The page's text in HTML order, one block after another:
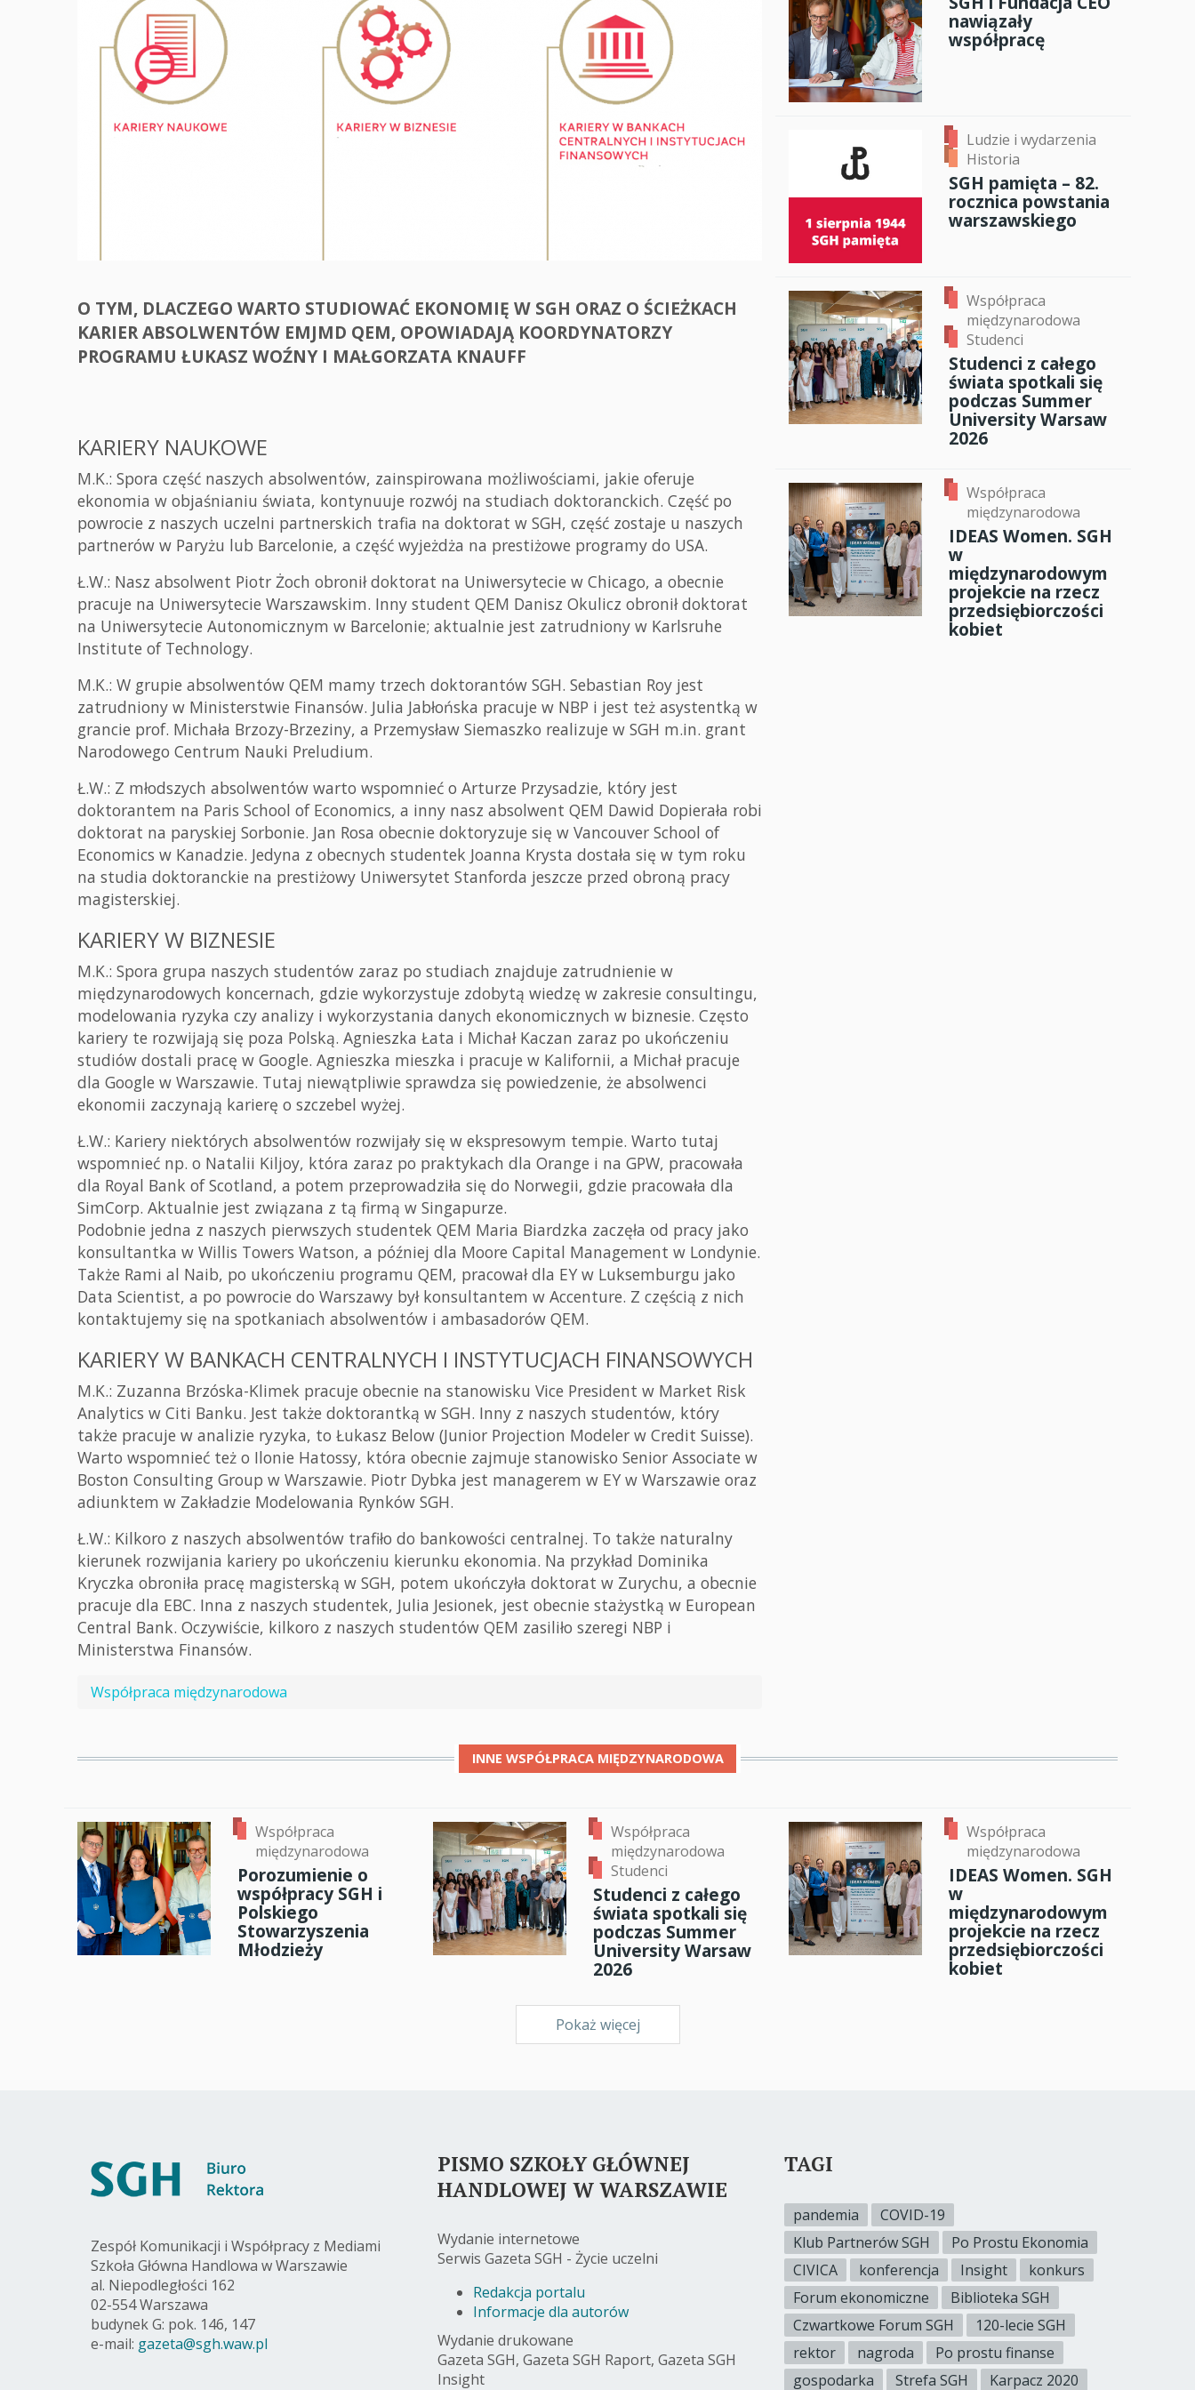
Studenci i doktoranci
Współpraca międzynarodowa
Współpraca z otoczeniem
O TYM, DLACZEGO WARTO STUDIOWAĆ EKONOMIĘ W SGH ORAZ O ŚCIEŻKACH
KARIER ABSOLWENTÓW EMJMD QEM, OPOWIADAJĄ KOORDYNATORZY
PROGRAMU ŁUKASZ WOŹNY I MAŁGORZATA KNAUFF
KARIERY NAUKOWE
M.K.: Spora część naszych absolwentów, zainspirowana możliwościami, jakie oferuje
ekonomia w objaśnianiu świata, kontynuuje rozwój na studiach doktoranckich. Część po
powrocie z naszych uczelni partnerskich trafia na doktorat w SGH, część zostaje u naszych
partnerów w Paryżu lub Barcelonie, a część wyjeżdża na prestiżowe programy do USA.
Ł.W.: Nasz absolwent Piotr Żoch obronił doktorat na Uniwersytecie w Chicago, a obecnie
pracuje na Uniwersytecie Warszawskim. Inny student QEM Danisz Okulicz obronił doktorat
na Uniwersytecie Autonomicznym w Barcelonie; aktualnie jest zatrudniony w Karlsruhe
Institute of Technology.
M.K.: W grupie absolwentów QEM mamy trzech doktorantów SGH. Sebastian Roy jest
zatrudniony w Ministerstwie Finansów. Julia Jabłońska pracuje w NBP i jest też asystentką w
grancie prof. Michała Brzozy-Brzeziny, a Przemysław Siemaszko realizuje w SGH m.in. grant
Narodowego Centrum Nauki Preludium.
Ł.W.: Z młodszych absolwentów warto wspomnieć o Arturze Przysadzie, który jest
doktorantem na Paris School of Economics, a inny nasz absolwent QEM Dawid Dopierała robi
doktorat na paryskiej Sorbonie. Jan Rosa obecnie doktoryzuje się w Vancouver School of
Economics w Kanadzie. Jedyna z obecnych studentek Joanna Krysta dostała się w tym roku
na studia doktoranckie na prestiżowy Uniwersytet Stanforda jeszcze przed obroną pracy
magisterskiej.
KARIERY W BIZNESIE
M.K.: Spora grupa naszych studentów zaraz po studiach znajduje zatrudnienie w
międzynarodowych koncernach, gdzie wykorzystuje zdobytą wiedzę w zakresie consultingu,
modelowania ryzyka czy analizy i wykorzystania danych ekonomicznych w biznesie. Często
kariery te rozwijają się poza Polską. Agnieszka Łata i Michał Kaczan zaraz po ukończeniu
studiów dostali pracę w Google. Agnieszka mieszka i pracuje w Kalifornii, a Michał pracuje
dla Google w Warszawie. Tutaj niewątpliwie sprawdza się powiedzenie, że absolwenci
ekonomii zaczynają karierę o szczebel wyżej.
Ł.W.: Kariery niektórych absolwentów rozwijały się w ekspresowym tempie. Warto tutaj
wspomnieć np. o Natalii Kiljoy, która zaraz po praktykach dla Orange i na GPW, pracowała
dla Royal Bank of Scotland, a potem przeprowadziła się do Norwegii, gdzie pracowała dla
SimCorp. Aktualnie jest związana z tą firmą w Singapurze.
Podobnie jedna z naszych pierwszych studentek QEM Maria Biardzka zaczęła od pracy jako
konsultantka w Willis Towers Watson, a później dla Moore Capital Management w Londynie.
Także Rami al Naib, po ukończeniu programu QEM, pracował dla EY w Luksemburgu jako
Data Scientist, a po powrocie do Warszawy był konsultantem w Accenture. Z częścią z nich
kontaktujemy się na spotkaniach absolwentów i ambasadorów QEM.
KARIERY W BANKACH CENTRALNYCH I INSTYTUCJACH FINANSOWYCH
M.K.: Zuzanna Brzóska-Klimek pracuje obecnie na stanowisku Vice President w Market Risk
Analytics w Citi Banku. Jest także doktorantką w SGH. Inny z naszych studentów, który
także pracuje w analizie ryzyka, to Łukasz Below (Junior Projection Modeler w Credit Suisse).
Warto wspomnieć też o Ilonie Hatossy, która obecnie zajmuje stanowisko Senior Associate w
Boston Consulting Group w Warszawie. Piotr Dybka jest managerem w EY w Warszawie oraz
adiunktem w Zakładzie Modelowania Rynków SGH.
Ł.W.: Kilkoro z naszych absolwentów trafiło do bankowości centralnej. To także naturalny
kierunek rozwijania kariery po ukończeniu kierunku ekonomia. Na przykład Dominika
Kryczka obroniła pracę magisterską w SGH, potem ukończyła doktorat w Zurychu, a obecnie
pracuje dla EBC. Inna z naszych studentek, Julia Jesionek, jest obecnie stażystką w European
Central Bank. Oczywiście, kilkoro z naszych studentów QEM zasiliło szeregi NBP i
Ministerstwa Finansów.
Współpraca międzynarodowa
nawiązały
współpracę
Ludzie i wydarzenia
Historia
SGH pamięta – 82.
rocznica powstania
warszawskiego
Współpraca
międzynarodowa
Studenci
Studenci z całego
świata spotkali się
podczas Summer
University Warsaw
2026
Współpraca
międzynarodowa
IDEAS Women. SGH
w
międzynarodowym
projekcie na rzecz
przedsiębiorczości
kobiet
INNE WSPÓŁPRACA MIĘDZYNARODOWA
Współpraca
międzynarodowa
Porozumienie o
współpracy SGH i
Polskiego
Stowarzyszenia
Młodzieży
Współpraca
międzynarodowa
Studenci
Studenci z całego
świata spotkali się
podczas Summer
University Warsaw
2026
Współpraca
międzynarodowa
IDEAS Women. SGH
w
międzynarodowym
projekcie na rzecz
przedsiębiorczości
kobiet
Pokaż więcej
Zespół Komunikacji i Współpracy z Mediami
Szkoła Główna Handlowa w Warszawie
al. Niepodległości 162
02-554 Warszawa
budynek G: pok. 146, 147
e-mail: gazeta@sgh.waw.pl
PISMO SZKOŁY GŁÓWNEJ
HANDLOWEJ W WARSZAWIE
Wydanie internetowe
Serwis Gazeta SGH - Życie uczelni
Redakcja portalu
Informacje dla autorów
Wydanie drukowane
Gazeta SGH, Gazeta SGH Raport, Gazeta SGH
Insight
TAGI
pandemia
COVID-19
Klub Partnerów SGH
Po Prostu Ekonomia
CIVICA
konferencja Insight
konkurs
Forum ekonomiczne
Biblioteka SGH
Czwartkowe Forum SGH
120-lecie SGH
rektor
nagroda
Po prostu finanse
gospodarka
Strefa SGH Karpacz 2020